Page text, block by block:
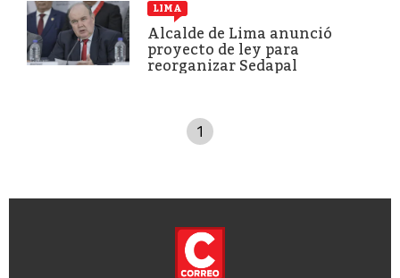
LIMA
Alcalde de Lima anunció
proyecto de ley para
reorganizar Sedapal
1